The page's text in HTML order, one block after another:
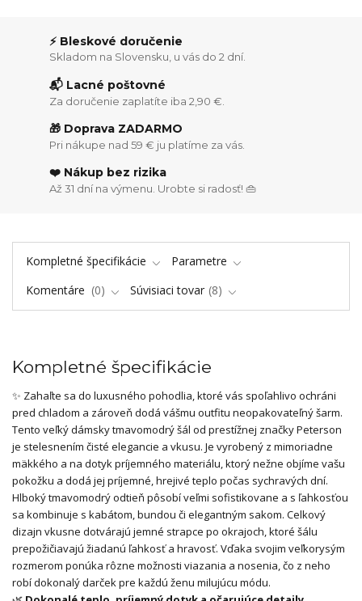
⚡ Bleskové doručenie
Skladom na Slovensku, u vás do 2 dní.
📬 Lacné poštovné
Za doručenie zaplatíte iba 2,90 €.
🎁 Doprava ZADARMO
Pri nákupe nad 59 € ju platíme za vás.
❤️ Nákup bez rizika
Až 31 dní na výmenu. Urobte si radosť! 👜
Kompletné špecifikácie
Parametre
Komentáre
0 Súvisiaci tovar 8
Kompletné špecifikácie
✨ Zahaľte sa do luxusného pohodlia, ktoré vás spoľahlivo ochráni
pred chladom a zároveň dodá vášmu outfitu neopakovateľný šarm.
Tento veľký dámsky tmavomodrý šál od prestížnej značky Peterson
je stelesnením čisté elegancie a vkusu. Je vyrobený z mimoriadne
mäkkého a na dotyk príjemného materiálu, ktorý nežne objíme vašu
pokožku a dodá jej príjemné, hrejivé teplo počas sychravých dní.
Hlboký tmavomodrý odtieň pôsobí veľmi sofistikovane a s ľahkosťou
sa kombinuje s kabátom, bundou či elegantným sakom. Celkový
dizajn vkusne dotvárajú jemné strapce po okrajoch, ktoré šálu
prepožičiavajú žiadanú ľahkosť a hravosť. Vďaka svojim veľkorysým
rozmerom ponúka rôzne možnosti viazania a nosenia, čo z neho
robí dokonalý darček pre každú ženu milujúcu módu.